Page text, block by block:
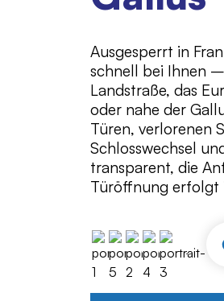
Ausgesperrt in
schnell bei Ihnen
Landstraße, das
oder nahe der
Türen, verlorenen
Schlosswechsel
transparent, die
Türöffnung erfolgt